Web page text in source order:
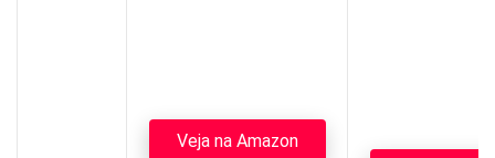
Veja na Amazon